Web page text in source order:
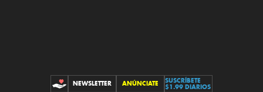
CONTRIBUCIONES
NEWSLETTER ANÚNCIATE
SUSCRÍBETE
$1.99 DIARIOS